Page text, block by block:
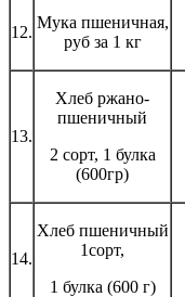
12.
Мука пшеничная,
руб за 1 кг
13.
Хлеб ржано-
пшеничный
2 сорт, 1 булка
(600гр)
14.
Хлеб пшеничный
1сорт,
1 булка (600 г)